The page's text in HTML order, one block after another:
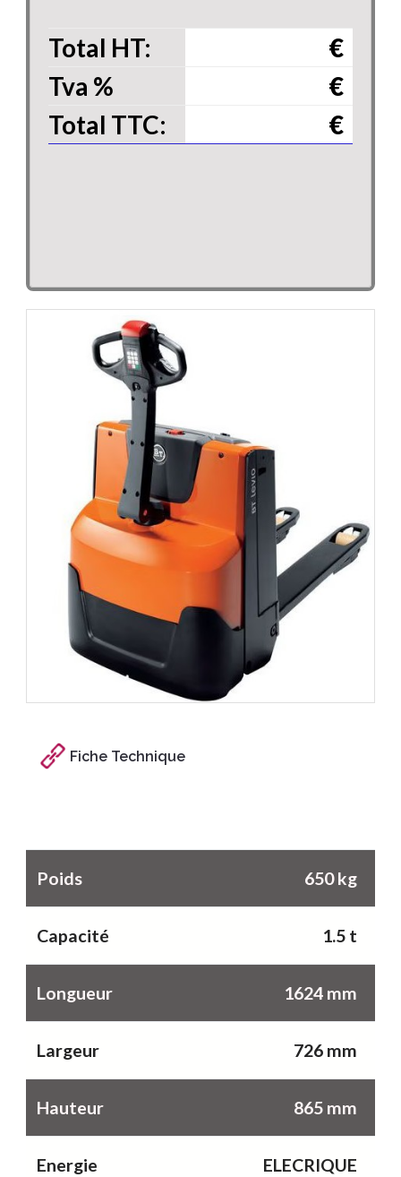
Fiche Technique
Poids 650 kg
Capacité 1.5 t
Longueur 1624 mm
Largeur 726 mm
Hauteur 865 mm
Energie ELECRIQUE
Total HT:
€
Tva %
€
Total TTC:
€